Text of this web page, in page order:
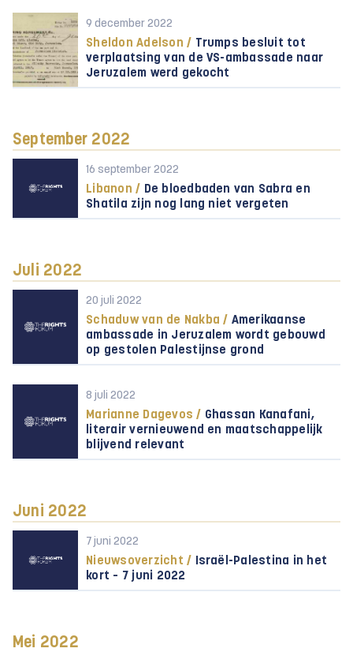
9 december 2022
Sheldon Adelson / Trumps besluit tot
verplaatsing van de VS-ambassade naar
Jeruzalem werd gekocht
September 2022
16 september 2022
Libanon / De bloedbaden van Sabra en
Shatila zijn nog lang niet vergeten
Juli 2022
20 juli 2022
Schaduw van de Nakba / Amerikaanse
ambassade in Jeruzalem wordt gebouwd
op gestolen Palestijnse grond
8 juli 2022
Marianne Dagevos / Ghassan Kanafani,
literair vernieuwend en maatschappelijk
blijvend relevant
Juni 2022
7 juni 2022
Nieuwsoverzicht / Israël-Palestina in het
kort – 7 juni 2022
Mei 2022